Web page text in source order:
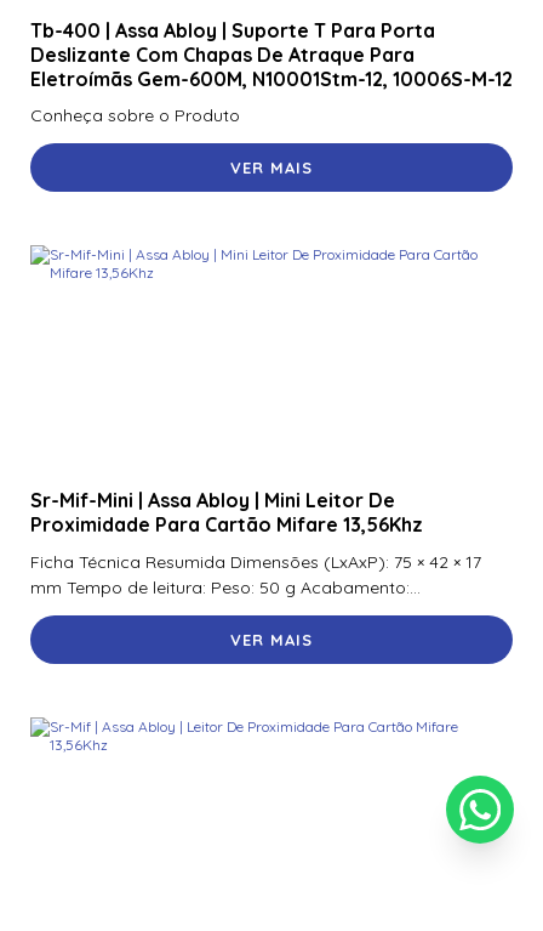
Tb-400 | Assa Abloy | Suporte T Para Porta
Deslizante Com Chapas De Atraque Para
Eletroímãs Gem-600M, N10001Stm-12, 10006S-M-12
Conheça sobre o Produto
VER MAIS
Sr-Mif-Mini | Assa Abloy | Mini Leitor De
Proximidade Para Cartão Mifare 13,56Khz
Ficha Técnica Resumida Dimensões (LxAxP): 75 × 42 × 17
mm Tempo de leitura: Peso: 50 g Acabamento:...
VER MAIS